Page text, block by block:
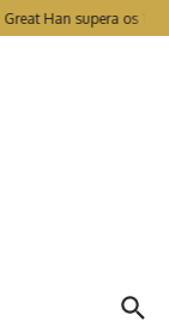
Han supera os